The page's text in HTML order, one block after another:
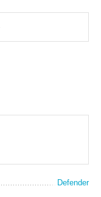
Defender